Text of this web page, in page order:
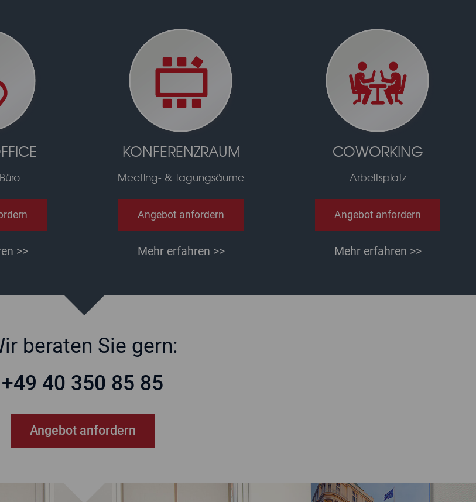
>>
KONFERENZRAUM
Meeting- & Tagungsäume
Angebot anfordern
Mehr erfahren >>
COWORKING
Arbeitsplatz
Angebot anfordern
Mehr erfahren >>
beraten Sie gern:
+49 40 350 85 85
Angebot anfordern